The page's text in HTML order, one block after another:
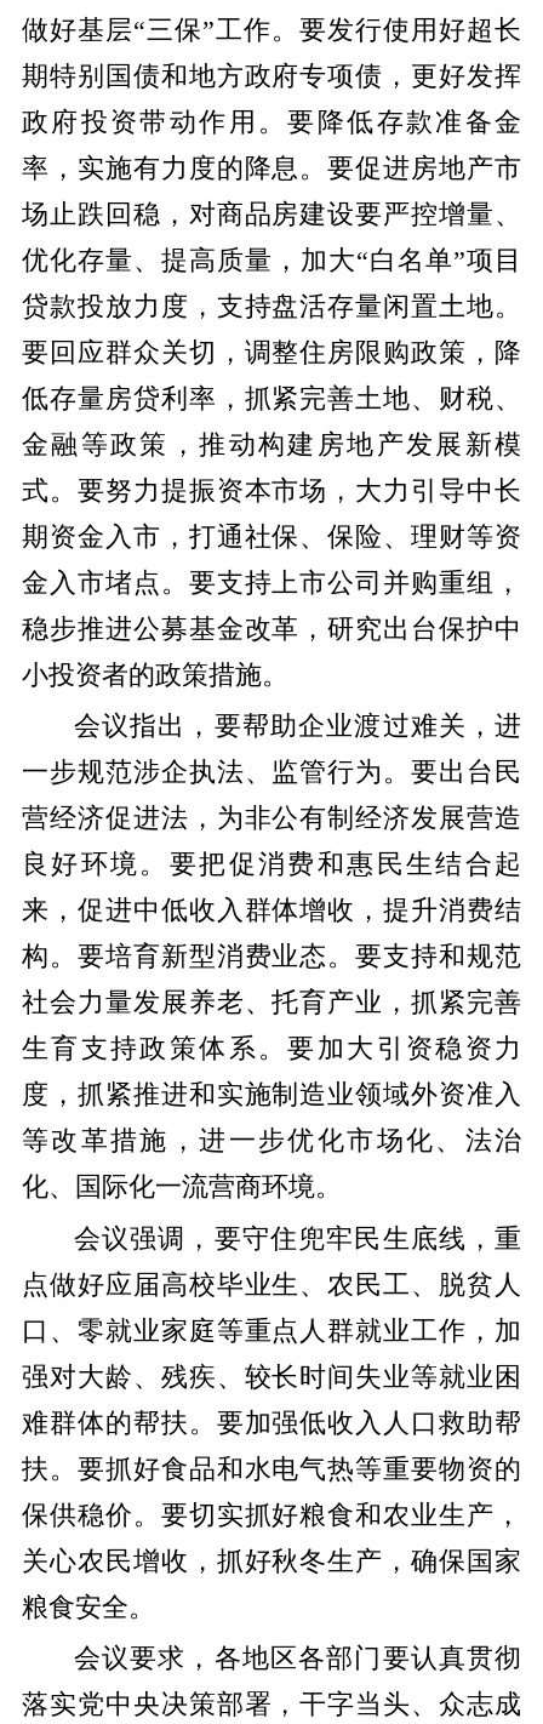
做好基层“三保”工作。要发行使用好超长
期特别国债和地方政府专项债，更好发挥
政府投资带动作用。要降低存款准备金
率，实施有力度的降息。要促进房地产市
场止跌回稳，对商品房建设要严控增量、
优化存量、提高质量，加大“白名单”项目
贷款投放力度，支持盘活存量闲置土地。
要回应群众关切，调整住房限购政策，降
低存量房贷利率，抓紧完善土地、财税、
金融等政策，推动构建房地产发展新模
式。要努力提振资本市场，大力引导中长
期资金入市，打通社保、保险、理财等资
金入市堵点。要支持上市公司并购重组，
稳步推进公募基金改革，研究出台保护中
小投资者的政策措施。
会议指出，要帮助企业渡过难关，进
一步规范涉企执法、监管行为。要出台民
营经济促进法，为非公有制经济发展营造
良好环境。要把促消费和惠民生结合起
来，促进中低收入群体增收，提升消费结
构。要培育新型消费业态。要支持和规范
社会力量发展养老、托育产业，抓紧完善
生育支持政策体系。要加大引资稳资力
度，抓紧推进和实施制造业领域外资准入
等改革措施，进一步优化市场化、法治
化、国际化一流营商环境。
会议强调，要守住兜牢民生底线，重
点做好应届高校毕业生、农民工、脱贫人
口、零就业家庭等重点人群就业工作，加
强对大龄、残疾、较长时间失业等就业困
难群体的帮扶。要加强低收入人口救助帮
扶。要抓好食品和水电气热等重要物资的
保供稳价。要切实抓好粮食和农业生产，
关心农民增收，抓好秋冬生产，确保国家
粮食安全。
会议要求，各地区各部门要认真贯彻
落实党中央决策部署，干字当头、众志成